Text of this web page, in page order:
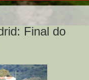
Final do